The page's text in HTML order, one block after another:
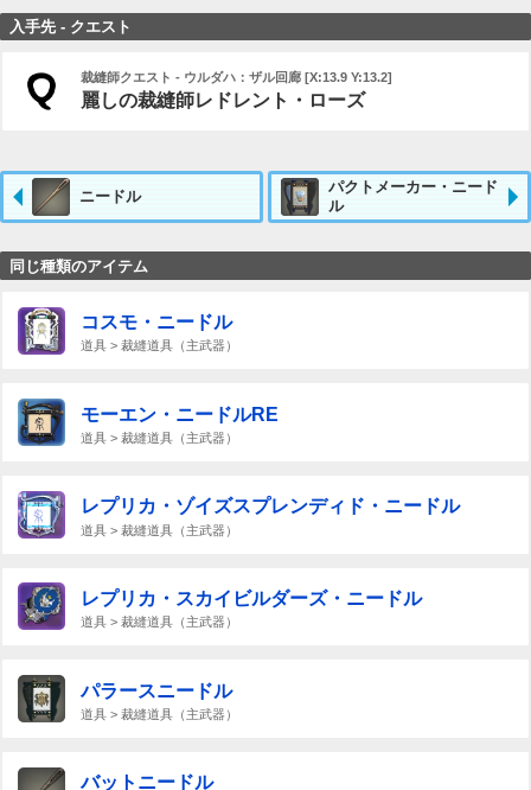
入手先 - クエスト
裁縫師クエスト - ウルダハ：ザル回廊 [X:13.9 Y:13.2]
麗しの裁縫師レドレント・ローズ
ニードル
パクトメーカー・ニード
ル
同じ種類のアイテム
コスモ・ニードル
道具 > 裁縫道具（主武器）
モーエン・ニードルRE
道具 > 裁縫道具（主武器）
レプリカ・ゾイズスプレンディド・ニードル
道具 > 裁縫道具（主武器）
レプリカ・スカイビルダーズ・ニードル
道具 > 裁縫道具（主武器）
パラースニードル
道具 > 裁縫道具（主武器）
バットニードル